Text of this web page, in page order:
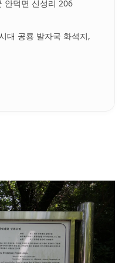
안덕면 신성리 206
대 공룡 발자국 화석지,